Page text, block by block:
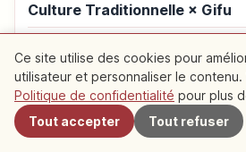
Culture Traditionnelle × Gifu
Shirakawa-gō :
maisons gasshō
Top 2
Ce site utilise des cookies pour
utilisateur et personnaliser le contenu.
Politique de confidentialité pour plus
Tout accepter
Tout refuser